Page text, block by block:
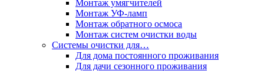
Монтаж умягчителей
Монтаж УФ-ламп
Монтаж обратного осмоса
Монтаж систем очистки воды
Системы очистки для…
Для дома постоянного проживания
Для дачи сезонного проживания